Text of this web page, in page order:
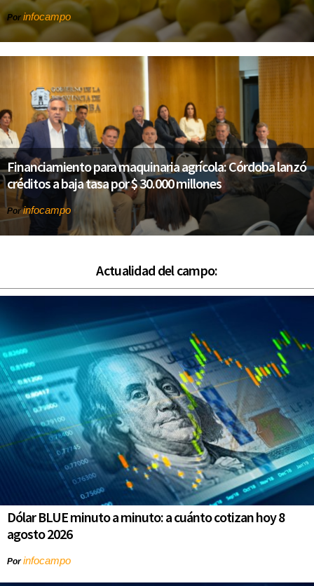
Por infocampo
Financiamiento para maquinaria agrícola: Córdoba lanzó
créditos a baja tasa por $ 30.000 millones
Porinfocampo
Actualidad del campo:
Dólar BLUE minuto a minuto: a cuánto cotizan hoy 8
agosto 2026
Porinfocampo